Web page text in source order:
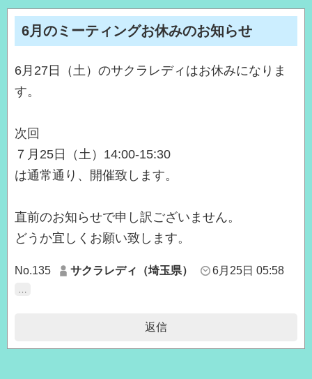
6月のミーティングお休みのお知らせ
6月27日（土）のサクラレディはお休みになりま
す。
次回
７月25日（土）14:00-15:30
は通常通り、開催致します。
直前のお知らせで申し訳ございません。
どうか宜しくお願い致します。
No.135 サクラレディ（埼玉県） 6月25日 05:58
…
返信